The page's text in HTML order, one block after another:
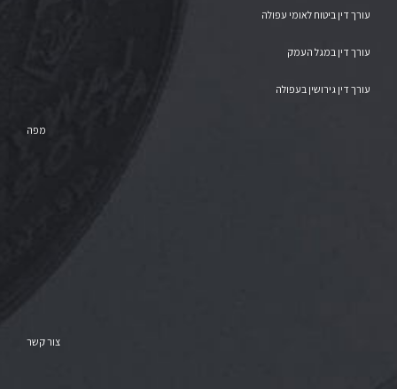
עורך דין ביטוח לאומי עפולה
עורך דין במגל העמק
עורך דין גירושין בעפולה
מפה
צור קשר